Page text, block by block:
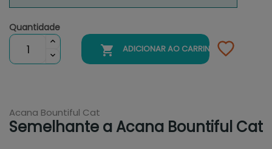
Quantidade
 ADICIONAR AO CARRINHO
Acana Bountiful Cat
Semelhante a Acana Bountiful Cat